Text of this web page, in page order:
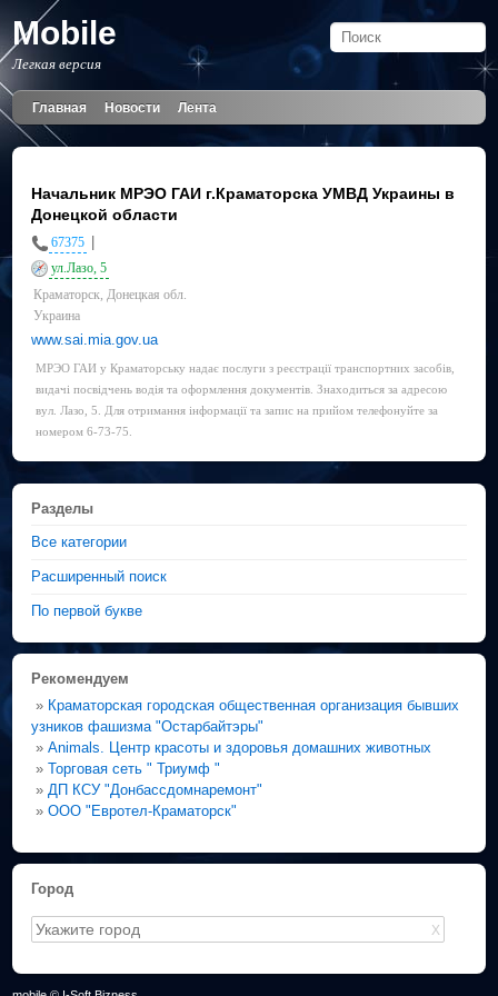
Mobile
Легкая версия
Главная Новости Лента
Начальник МРЭО ГАИ г.Краматорска УМВД Украины в
Донецкой области
67375
ул.Лазо, 5
Краматорск, Донецкая обл.
Украина
www.sai.mia.gov.ua
МРЭО ГАИ у Краматорську надає послуги з реєстрації транспортних засобів,
видачі посвідчень водія та оформлення документів. Знаходиться за адресою
вул. Лазо, 5. Для отримання інформації та запис на прийом телефонуйте за
номером 6-73-75.
Разделы
Все категории
Расширенный поиск
По первой букве
Рекомендуем
» Краматорская городская общественная организация бывших
узников фашизма "Остарбайтэры"
»Animals. Центр красоты и здоровья домашних животных
»Торговая сеть " Триумф "
» ДП КСУ "Донбассдомнаремонт"
»ООО "Евротел-Краматорск"
Город
X